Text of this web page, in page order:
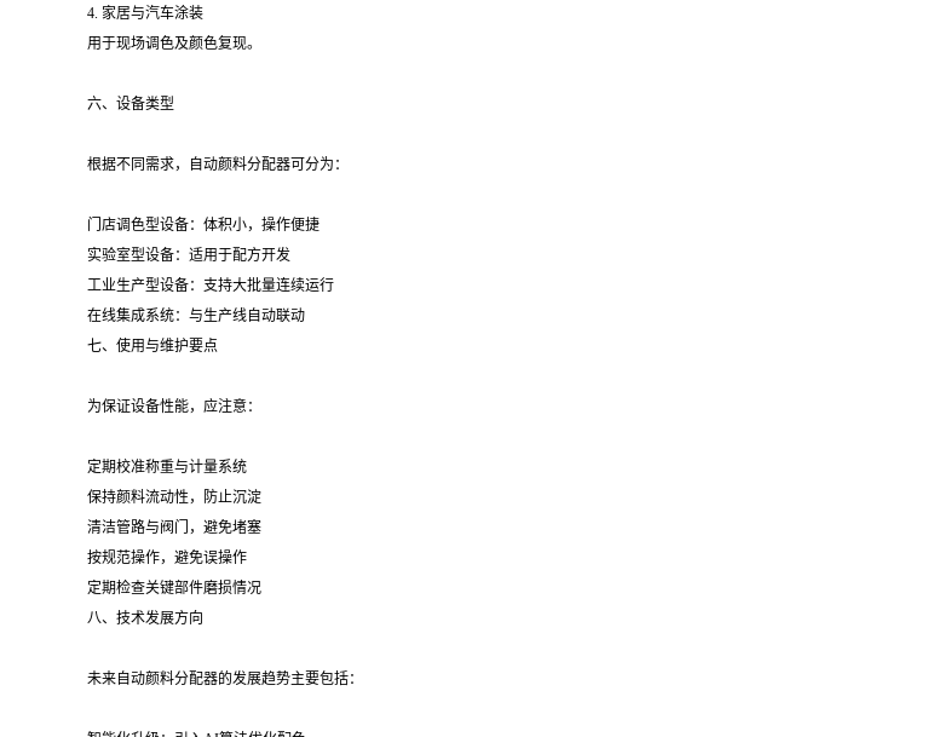
4. 家居与汽车涂装
用于现场调色及颜色复现。
六、设备类型
根据不同需求，自动颜料分配器可分为：
门店调色型设备：体积小，操作便捷
实验室型设备：适用于配方开发
工业生产型设备：支持大批量连续运行
在线集成系统：与生产线自动联动
七、使用与维护要点
为保证设备性能，应注意：
定期校准称重与计量系统
保持颜料流动性，防止沉淀
清洁管路与阀门，避免堵塞
按规范操作，避免误操作
定期检查关键部件磨损情况
八、技术发展方向
未来自动颜料分配器的发展趋势主要包括：